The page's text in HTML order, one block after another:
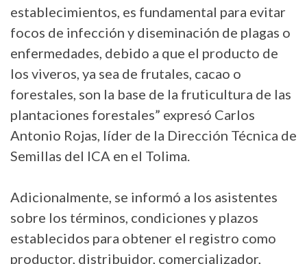
establecimientos, es fundamental para evitar
focos de infección y diseminación de plagas o
enfermedades, debido a que el producto de
los viveros, ya sea de frutales, cacao o
forestales, son la base de la fruticultura de las
plantaciones forestales” expresó Carlos
Antonio Rojas, líder de la Dirección Técnica de
Semillas del ICA en el Tolima.
Adicionalmente, se informó a los asistentes
sobre los términos, condiciones y plazos
establecidos para obtener el registro como
productor, distribuidor, comercializador,